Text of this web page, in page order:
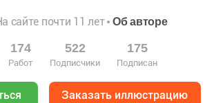
сайте почти 11 лет Об авторе
174
Работ
522
Подписчики
175
Подписан
Заказать иллюстрацию